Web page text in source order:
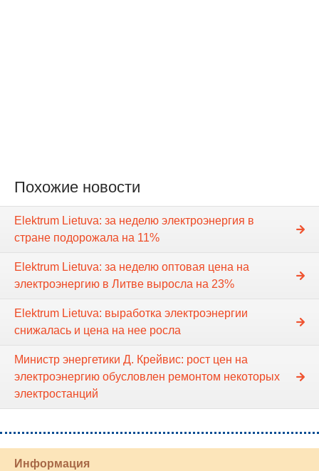
Похожие новости
Elektrum Lietuva: за неделю электроэнергия в
стране подорожала на 11%
Elektrum Lietuva: за неделю оптовая цена на
электроэнергию в Литве выросла на 23%
Elektrum Lietuva: выработка электроэнергии
снижалась и цена на нее росла
Министр энергетики Д. Крейвис: рост цен на
электроэнергию обусловлен ремонтом некоторых
электростанций
Информация